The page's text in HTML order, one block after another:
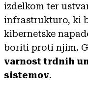
izdelkom ter
infrastrukturo, ki
kibernetske
boriti proti njim.
varnost trdnih
sistemov.